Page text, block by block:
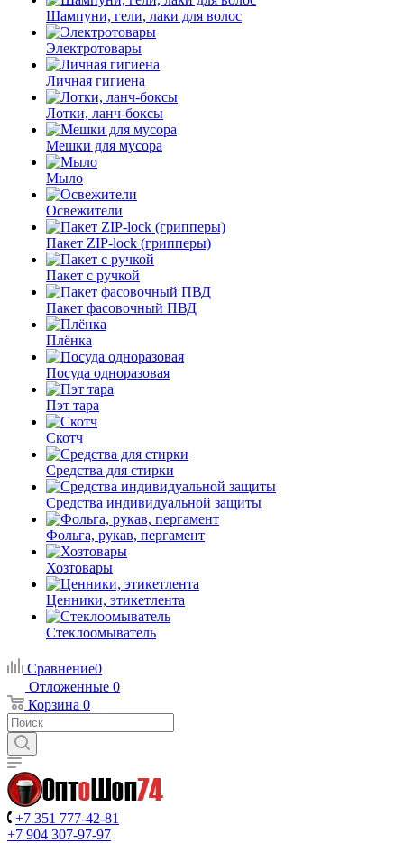
Шампуни, гели, лаки для волос
Электротовары
Личная гигиена
Лотки, ланч-боксы
Мешки для мусора
Мыло
Освежители
Пакет ZIP-lock (грипперы)
Пакет с ручкой
Пакет фасовочный ПВД
Плёнка
Посуда одноразовая
Пэт тара
Скотч
Средства для стирки
Средства индивидуальной защиты
Фольга, рукав, пергамент
Хозтовары
Ценники, этикетлента
Стеклоомыватель
Сравнение0
Отложенные 0
Корзина 0
+7 351 777-42-81
+7 904 307-97-97